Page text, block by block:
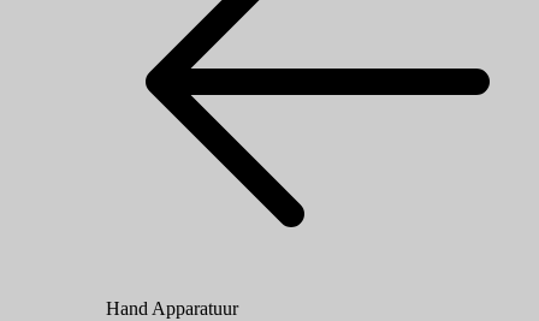
Hand Apparatuur